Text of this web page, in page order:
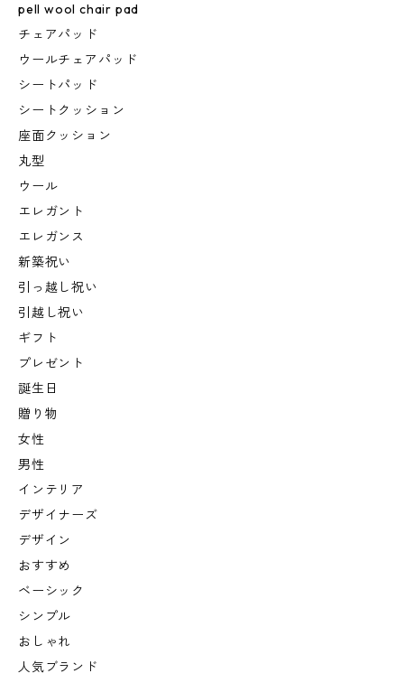
pell wool chair pad
チェアパッド
ウールチェアパッド
シートパッド
シートクッション
座面クッション
丸型
ウール
エレガント
エレガンス
新築祝い
引っ越し祝い
引越し祝い
ギフト
プレゼント
誕生日
贈り物
女性
男性
インテリア
デザイナーズ
デザイン
おすすめ
ベーシック
シンプル
おしゃれ
人気ブランド